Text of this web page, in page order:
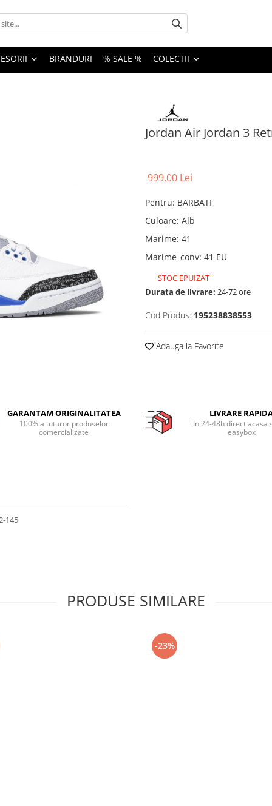
BRANDURI % SALE % COLECTII
Jordan Air Jordan 3
999,00 Lei
Pentru: BARBATI
Culoare: Alb
Marime: 41
Marime_conv: 41 EU
STOC EPUIZAT
Durata de livrare: 24-72 ore
Cod Produs: 195238838553
Adauga la Favorite
GARANTAM ORIGINALITATEA
100% a tuturor produselor
comercializate
LIVRARE
In 24-48h direct acasa
easybox
145
PRODUSE SIMILARE
-23%